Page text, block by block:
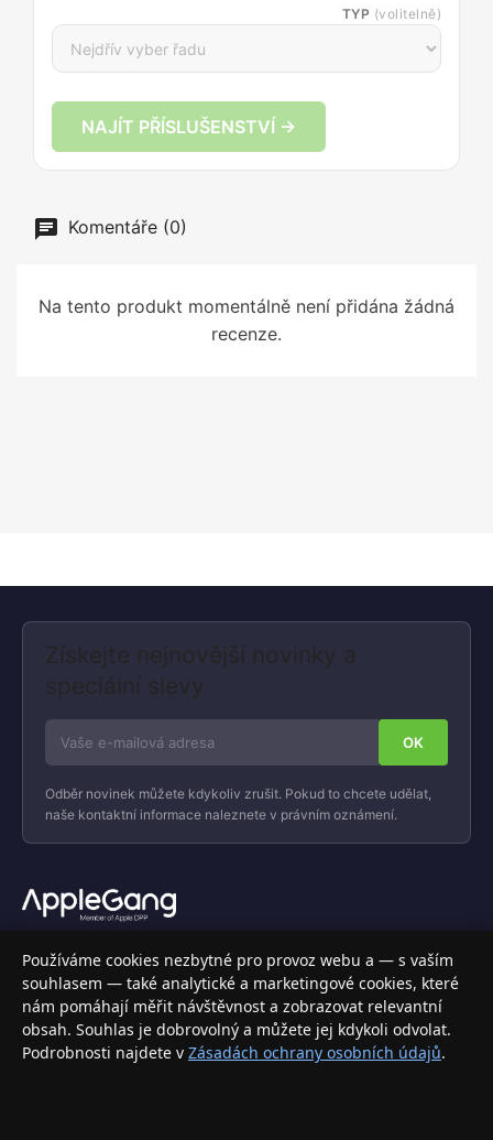
TYP (volitelně)
NAJÍT PŘÍSLUŠENSTVÍ →
Komentáře (0)
Na tento produkt momentálně není přidána žádná
recenze.
Získejte nejnovější novinky a
speciální slevy
Odběr novinek můžete kdykoliv zrušit. Pokud to chcete udělat,
naše kontaktní informace naleznete v právním oznámení.
Váš specializovaný obchod s Apple produkty, příslušenstvím a
elektronikou. Nakupujte bezpečně a s jistotou.
INFORMACE
Doprava a doručení
Používáme cookies nezbytné pro provoz webu a — s vaším
souhlasem — také analytické a marketingové cookies, které
nám pomáhají měřit návštěvnost a zobrazovat relevantní
obsah. Souhlas je dobrovolný a můžete jej kdykoli odvolat.
Podrobnosti najdete v Zásadách ochrany osobních údajů.